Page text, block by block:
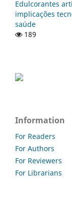
Edulcorantes
implicações
saúde
189
Information
For Readers
For Authors
For Reviewers
For Librarians